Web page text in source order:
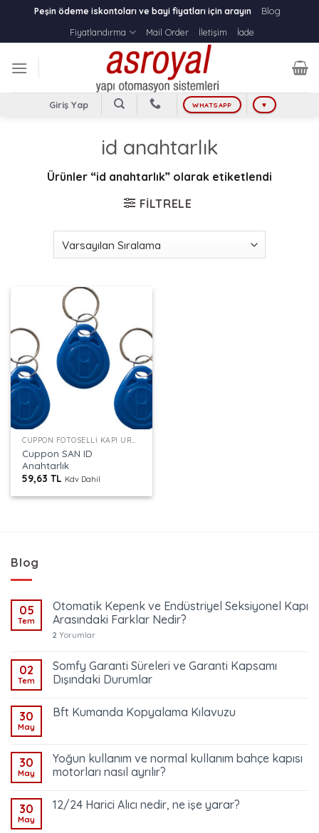
content
Peşin ödeme iskontoları ve bayi fiyatları için arayın
Blog
Fiyatlandırma
Mail Order İletişim İade
Giriş Yap WHATSAPP ♥
id anahtarlık
Ürünler “id anahtarlık” olarak etiketlendi
FILTRELE
CUPPON FOTOSELLI KAPI ÜRÜNLERI
Cuppon SAN ID
Anahtarlık
59,63TL Kdv Dahil
Blog
05
Tem
Otomatik Kepenk ve Endüstriyel Seksiyonel Kapı
Arasındaki Farklar Nedir?
2 Yorumlar
02
Tem
Somfy Garanti Süreleri ve Garanti Kapsamı
Dışındaki Durumlar
30
May
Bft Kumanda Kopyalama Kılavuzu
30
May
Yoğun kullanım ve normal kullanım bahçe kapısı
motorları nasıl ayrılır?
30
May
12/24 Harici Alıcı nedir, ne işe yarar?